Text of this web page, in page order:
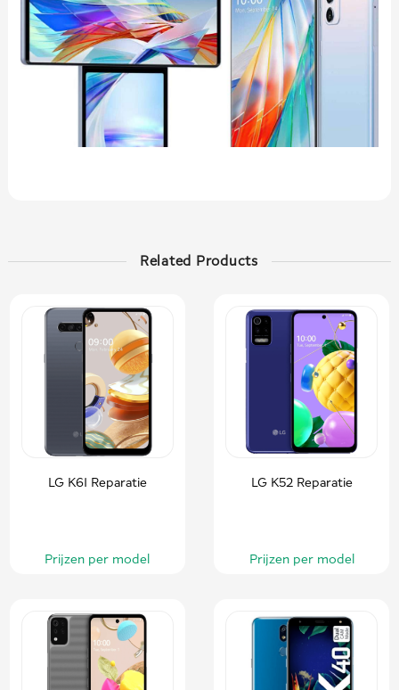
Related Products
LG K61 Reparatie
Prijzen per model
LG K52 Reparatie
Prijzen per model